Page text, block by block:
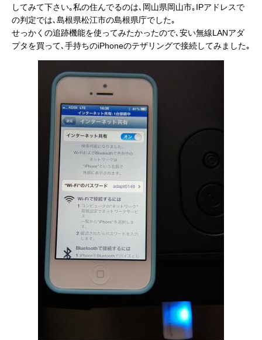
してみて下さい｡私の住んでるのは､岡山県岡山市｡IPアドレスで
の判定では､島根県松江市の島根県庁でした｡
せっかくの追跡機能を使ってみたかったので､安い無線LANアダ
プタを買って､手持ちのiPhoneのテザリングで接続してみました｡